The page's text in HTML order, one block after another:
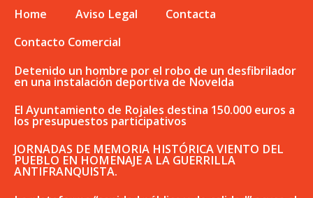
Home Aviso Legal
Contacta
Contacto Comercial
Detenido un hombre por el robo de un desfibrilador
en una instalación deportiva de Novelda
El Ayuntamiento de Rojales destina 150.000 euros a
los presupuestos participativos
JORNADAS DE MEMORIA HISTÓRICA VIENTO DEL
PUEBLO EN HOMENAJE A LA GUERRILLA
ANTIFRANQUISTA.